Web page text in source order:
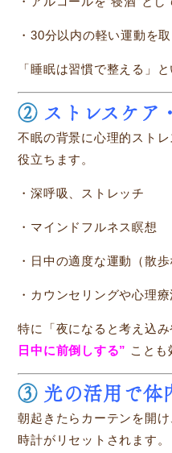
・30分以内の軽い運動を
「睡眠は習慣で整える」
② ストレスケア
不眠の背景に心理的スト
役立ちます。
・深呼吸、ストレッチ
・マインドフルネス瞑想
・日中の適度な運動（散歩
・カウンセリングや心理療
特に「夜になると考え込み
日中に前倒しする” ことも
③ 光の活用で体
朝起きたらカーテンを開
時計がリセットされます。